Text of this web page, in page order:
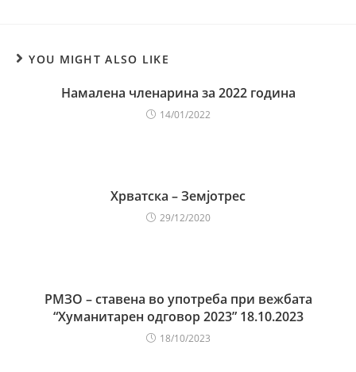
YOU MIGHT ALSO LIKE
Намалена членарина за 2022 година
14/01/2022
Хрватска – Земјотрес
29/12/2020
РМЗО – ставена во употреба при вежбата
“Хуманитарен одговор 2023” 18.10.2023
18/10/2023